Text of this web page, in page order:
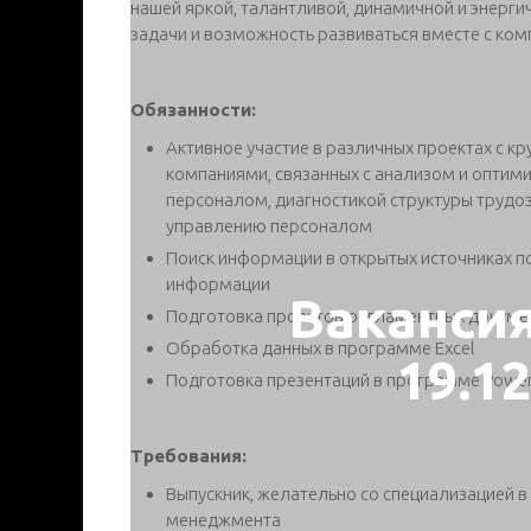
нашей яркой, талантливой, динамичной и
задачи и возможность развиваться вместе с
Обязанности:
Активное участие в различных проектах с
компаниями, связанных с анализом и
персоналом, диагностикой структуры
управлению персоналом
Поиск информации в открытых источниках
информации
Подготовка проектов регламентных
Обработка данных в программе Excel
Подготовка презентаций в программе
Требования:
Выпускник, желательно со специализацией
менеджмента